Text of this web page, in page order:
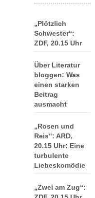
„Plötzlich
Schwester“:
ZDF, 20.15 Uhr
Über Literatur
bloggen: Was
einen starken
Beitrag
ausmacht
„Rosen und
Reis“: ARD,
20.15 Uhr: Eine
turbulente
Liebeskomödie
„Zwei am Zug“: